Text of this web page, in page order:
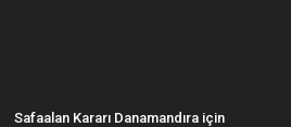
Safaalan Kararı Danamandıra için